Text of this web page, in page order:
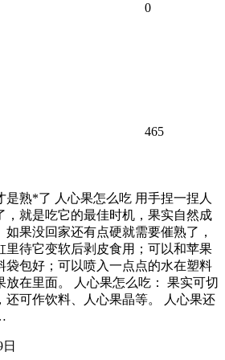
0
465
是熟*了 人心果怎么吃 用手捏一捏人
，就是吃它的最佳时机，果实自然成
如果没回家还有点硬就需要催熟了，
里待它变软后剥皮食用；可以和苹果
袋包好；可以喷入一点点的水在塑料
放在里面。 人心果怎么吃： 果实可切
还可作饮料、人心果晶等。 人心果还